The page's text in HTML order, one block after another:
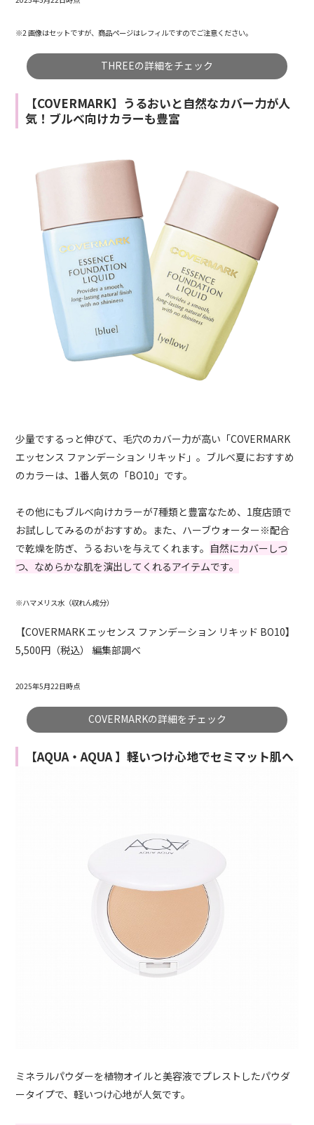
※2 画像はセットですが、商品ページはレフィルですのでご注意ください。
THREEの詳細をチェック
【COVERMARK】うるおいと自然なカバー力が人
気！ブルベ向けカラーも豊富
少量でするっと伸びて、毛穴のカバー力が高い「COVERMARK
エッセンス ファンデーション リキッド」。ブルベ夏におすすめ
のカラーは、1番人気の「BO10」です。
その他にもブルベ向けカラーが7種類と豊富なため、1度店頭で
お試ししてみるのがおすすめ。また、ハーブウォーター※配合
で乾燥を防ぎ、うるおいを与えてくれます。 自然にカバーしつ
つ、なめらかな肌を演出してくれるアイテムです。
※ハマメリス水（収れん成分）
【COVERMARK エッセンス ファンデーション リキッド BO10】
5,500円（税込） 編集部調べ
2025年5月22日時点
COVERMARKの詳細をチェック
【AQUA・AQUA 】軽いつけ心地でセミマット肌へ
ミネラルパウダーを植物オイルと美容液でプレストしたパウダ
ータイプで、軽いつけ心地が人気です。